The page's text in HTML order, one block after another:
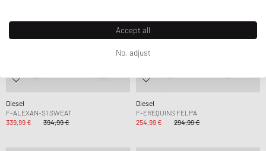
Diesel
F-ALEXAN-S1 SWEAT
339,99 €
394,99 €
Diesel
F-EREQUINS FELPA
254,99 €
294,99 €
Accept all
No, adjust